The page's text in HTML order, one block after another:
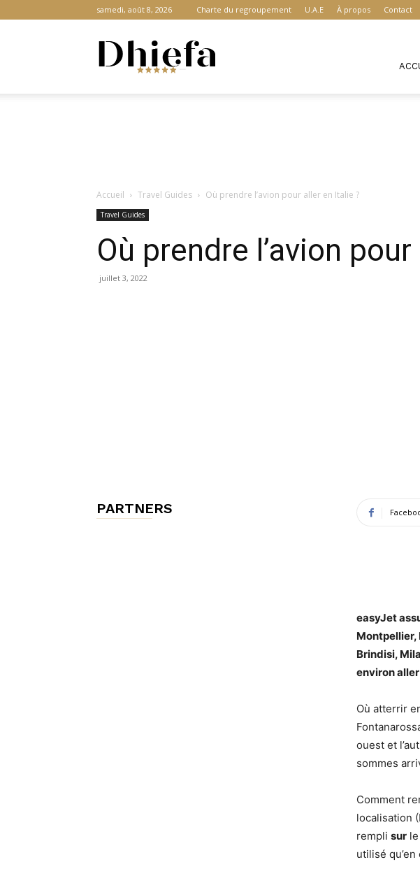
samedi, août 8, 2026 Charte du regroupement U.A.E À propos Contact
Portail
Accueil Travel Guides Où prendre l’avion pour aller en Italie ?
Travel Guides
Où prendre l’avion
juillet 3, 2022
easyJet
Montpellier,
Brindisi,
environaller
Où atterrir
ouest et
sommes
Comment
localisation
rempli sur
utilisé qu’en
PARTNERS